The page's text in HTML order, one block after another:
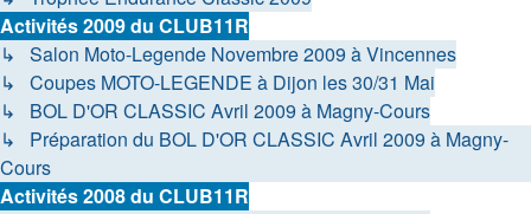
Activités 2009 du CLUB11R
↳ Salon Moto-Legende Novembre 2009 à Vincennes
↳ Coupes MOTO-LEGENDE à Dijon les 30/31 Mai
↳ BOL D'OR CLASSIC Avril 2009 à Magny-Cours
↳ Préparation du BOL D'OR CLASSIC Avril 2009 à Magny-
Cours
Activités 2008 du CLUB11R